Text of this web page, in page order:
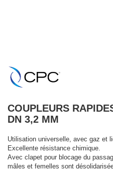
COUPLEURS
DN 3,2 MM
Utilisation universelle, avec gaz et
Excellente résistance chimique.
Avec clapet pour blocage du
mâles et femelles sont